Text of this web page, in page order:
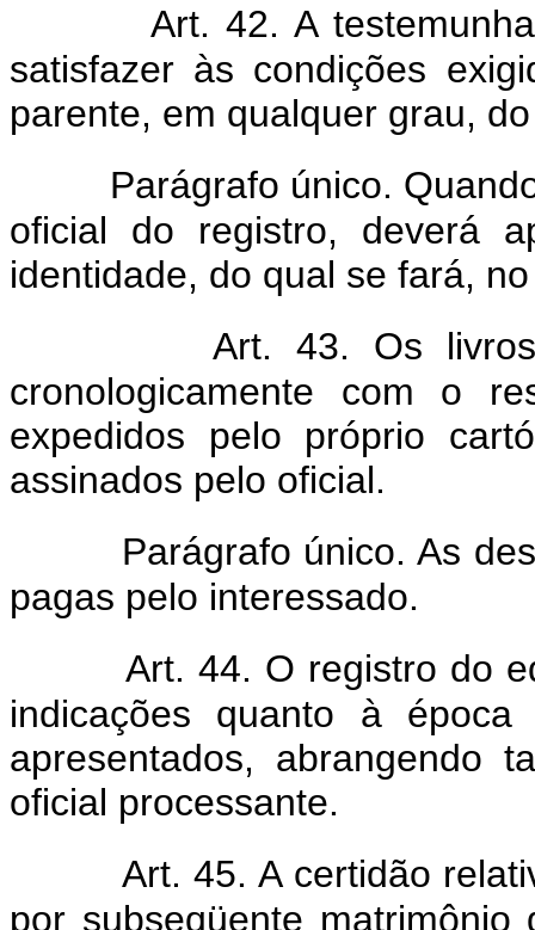
Art. 42. A
satisfazer às condições
parente, em qualquer grau,
Parágrafo único.
oficial do registro, deverá
identidade, do qual se fará,
Art. 43. Os
cronologicamente com o
expedidos pelo próprio
assinados pelo oficial.
Parágrafo único. As
pagas pelo interessado.
Art. 44. O registro do
indicações quanto à
apresentados, abrangendo
oficial processante.
Art. 45. A certidão
por subseqüente